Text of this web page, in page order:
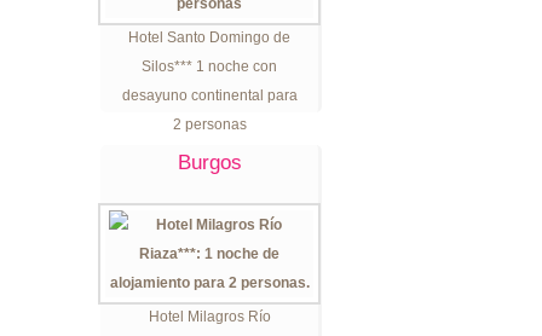
Hotel Santo Domingo de
Silos*** 1 noche con
desayuno continental para
2 personas
Burgos
Hotel Milagros Río